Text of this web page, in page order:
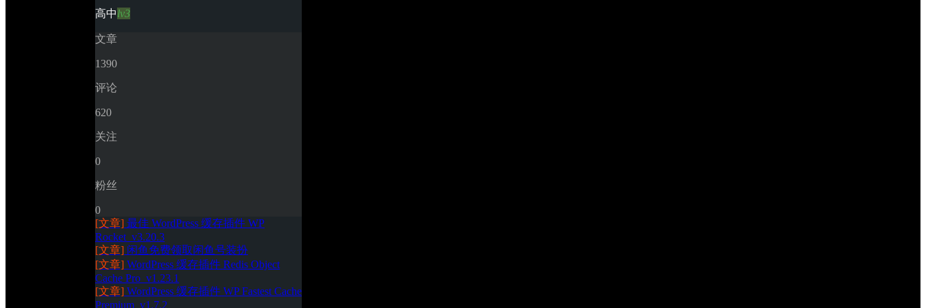
高中lv3
文章
1390
评论
620
关注
0
粉丝
0
[文章] 最佳 WordPress 缓存插件 WP
Rocket_v3.20.3
[文章] 闲鱼免费领取闲鱼号装扮
[文章] WordPress 缓存插件 Redis Object
Cache Pro_v1.23.1
[文章] WordPress 缓存插件 WP Fastest Cache
Premium_v1.7.2